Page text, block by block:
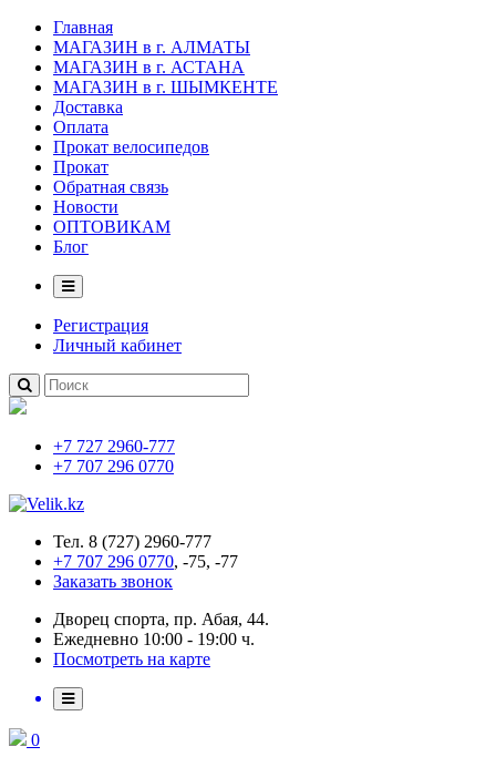
Главная
МАГАЗИН в г. АЛМАТЫ
МАГАЗИН в г. АСТАНА
МАГАЗИН в г. ШЫМКЕНТЕ
Доставка
Оплата
Прокат велосипедов
Прокат
Обратная связь
Новости
ОПТОВИКАМ
Блог
Регистрация
Личный кабинет
+7 727 2960-777
+7 707 296 0770
Тел. 8 (727) 2960-777
+7 707 296 0770, -75, -77
Заказать звонок
Дворец спорта, пр. Абая, 44.
Ежедневно 10:00 - 19:00 ч.
Посмотреть на карте
0